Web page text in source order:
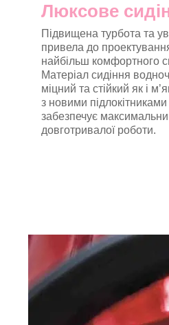
Люксове
Підвищена турбота та
привела до
найбільш комфортного
Матеріал сидіння
міцний та стійкий як і
з новими
забезпечує
довготривалої роботи.